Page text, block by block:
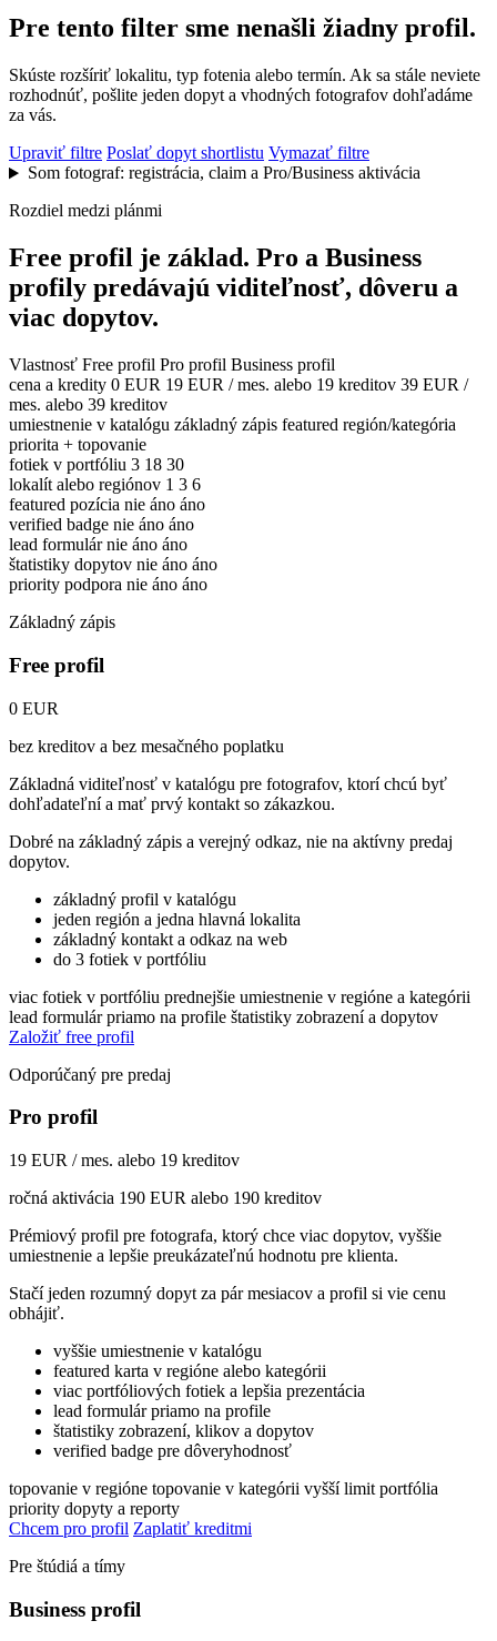
Pre tento filter sme nenašli žiadny profil.
Skúste rozšíriť lokalitu, typ fotenia alebo termín. Ak sa stále neviete
rozhodnúť, pošlite jeden dopyt a vhodných fotografov dohľadáme
za vás.
Upraviť filtre Poslať dopyt shortlistu Vymazať filtre
Som fotograf: registrácia, claim a Pro/Business aktivácia
Rozdiel medzi plánmi
Free profil je základ. Pro a Business
profily predávajú viditeľnosť, dôveru a
viac dopytov.
Vlastnosť Free profil Pro profil Business profil
cena a kredity 0 EUR 19 EUR / mes. alebo 19 kreditov 39 EUR /
mes. alebo 39 kreditov
umiestnenie v katalógu základný zápis featured región/kategória
priorita + topovanie
fotiek v portfóliu 3 18 30
lokalít alebo regiónov 1 3 6
featured pozícia nie áno áno
verified badge nie áno áno
lead formulár nie áno áno
štatistiky dopytov nie áno áno
priority podpora nie áno áno
Základný zápis
Free profil
0 EUR
bez kreditov a bez mesačného poplatku
Základná viditeľnosť v katalógu pre fotografov, ktorí chcú byť
dohľadateľní a mať prvý kontakt so zákazkou.
Dobré na základný zápis a verejný odkaz, nie na aktívny predaj
dopytov.
základný profil v katalógu
jeden región a jedna hlavná lokalita
základný kontakt a odkaz na web
do 3 fotiek v portfóliu
viac fotiek v portfóliu prednejšie umiestnenie v regióne a kategórii
lead formulár priamo na profile štatistiky zobrazení a dopytov
Založiť free profil
Odporúčaný pre predaj
Pro profil
19 EUR / mes. alebo 19 kreditov
ročná aktivácia 190 EUR alebo 190 kreditov
Prémiový profil pre fotografa, ktorý chce viac dopytov, vyššie
umiestnenie a lepšie preukázateľnú hodnotu pre klienta.
Stačí jeden rozumný dopyt za pár mesiacov a profil si vie cenu
obhájiť.
vyššie umiestnenie v katalógu
featured karta v regióne alebo kategórii
viac portfóliových fotiek a lepšia prezentácia
lead formulár priamo na profile
štatistiky zobrazení, klikov a dopytov
verified badge pre dôveryhodnosť
topovanie v regióne topovanie v kategórii vyšší limit portfólia
priority dopyty a reporty
Chcem pro profil Zaplatiť kreditmi
Pre štúdiá a tímy
Business profil